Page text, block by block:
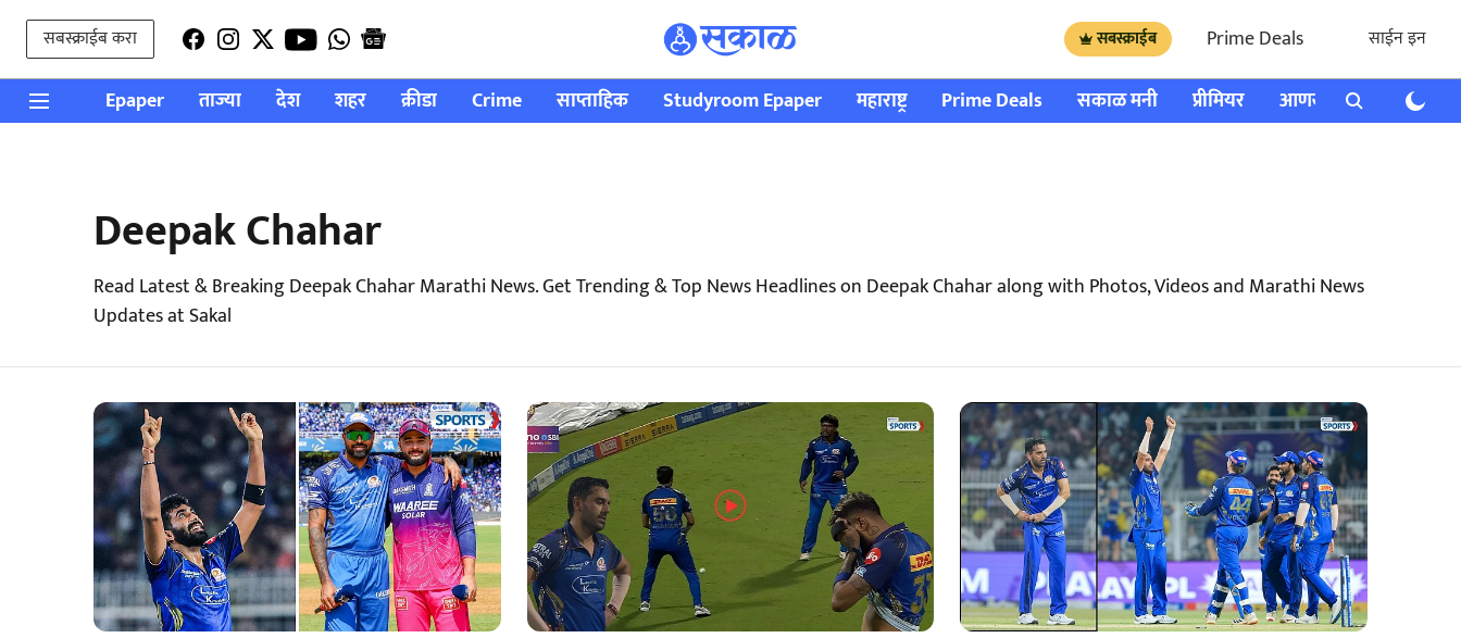
सबस्क्राईब करा सबस्क्राईब Prime Deals साईन इन
Epaper ताज्या देश शहर क्रीडा Crime साप्ताहिक Studyroom Epaper महाराष्ट्र Prime Deals सकाळ मनी प्रीमियर आणखी राशी भविष्य
Deepak Chahar
Read Latest & Breaking Deepak Chahar Marathi News. Get Trending & Top News Headlines on Deepak Chahar along with Photos, Videos and Marathi News
Updates at Sakal